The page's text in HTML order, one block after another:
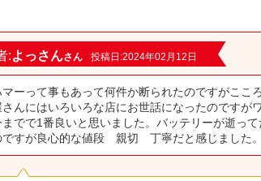
:よっさんさん 投稿日:2024年02月12日
マーって事もあって何件か断られたのですがここ
さんにはいろいろな店にお世話になったのですが
までで1番良いと思いました。バッテリーが逝っ
ですが良心的な値段 親切 丁寧だと感じました。